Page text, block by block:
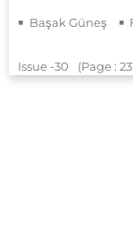
Başak Güneş
Issue -30 (Page :